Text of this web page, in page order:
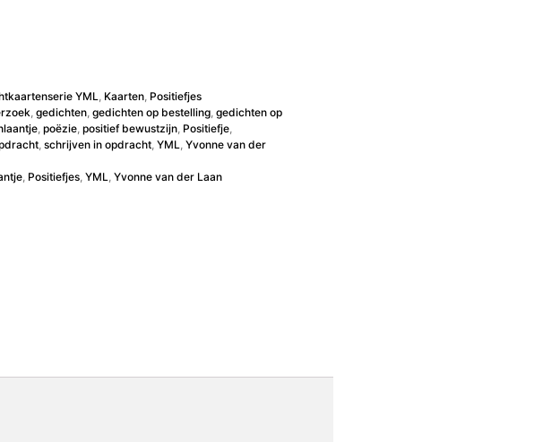
YML, Kaarten, Positiefjes
, gedichten, gedichten op bestelling, gedichten op
, poëzie, positief bewustzijn, Positiefje,
, schrijven in opdracht, YML, Yvonne van der
, Positiefjes, YML, Yvonne van der Laan